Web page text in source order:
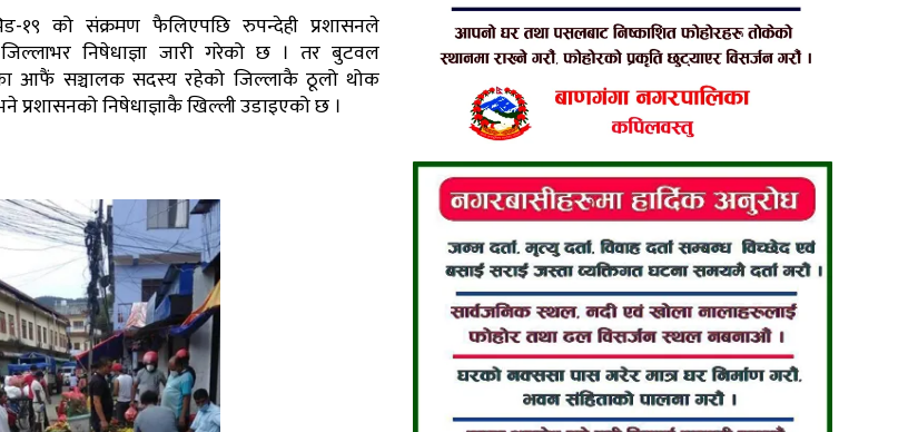
१९ को संक्रमण फैलिएपछि रुपन्देही प्रशासनले
निषेधाज्ञा जारी गरेको छ । तर बुटवल
आफैं सञ्चालक सदस्य रहेको जिल्लाकै ठूलो थोक
प्रशासनको निषेधाज्ञाकै खिल्ली उडाइएको छ ।